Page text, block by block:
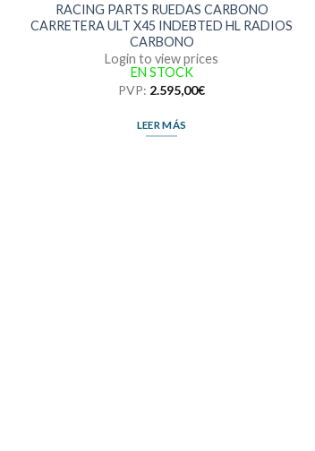
RACING PARTS RUEDAS CARBONO
CARRETERA ULT X45 INDEBTED HL RADIOS
CARBONO
Login to view prices
EN STOCK
PVP: 2.595,00€
LEER MÁS